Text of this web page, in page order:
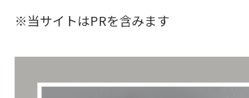
※当サイトはPRを含みます